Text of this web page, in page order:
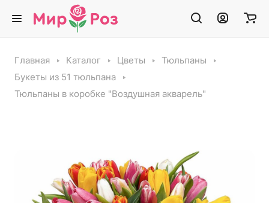
Главная Каталог Цветы
Тюльпаны
Букеты из 51 тюльпана
Тюльпаны в коробке "Воздушная акварель"